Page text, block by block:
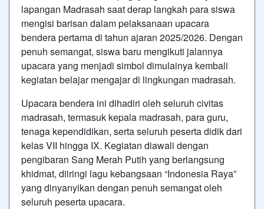
lapangan Madrasah saat derap langkah para siswa
mengisi barisan dalam pelaksanaan upacara
bendera pertama di tahun ajaran 2025/2026. Dengan
penuh semangat, siswa baru mengikuti jalannya
upacara yang menjadi simbol dimulainya kembali
kegiatan belajar mengajar di lingkungan madrasah.
Upacara bendera ini dihadiri oleh seluruh civitas
madrasah, termasuk kepala madrasah, para guru,
tenaga kependidikan, serta seluruh peserta didik dari
kelas VII hingga IX. Kegiatan diawali dengan
pengibaran Sang Merah Putih yang berlangsung
khidmat, diiringi lagu kebangsaan “Indonesia Raya”
yang dinyanyikan dengan penuh semangat oleh
seluruh peserta upacara.